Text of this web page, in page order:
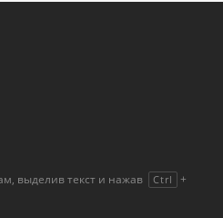
выделив текст и нажав Ctrl +